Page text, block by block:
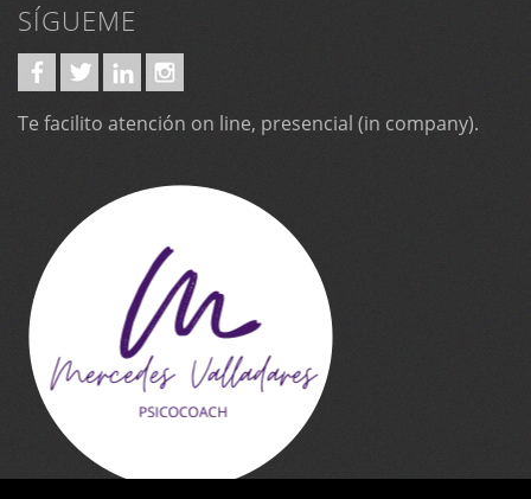
SÍGUEME
Te facilito atención on line, presencial (in company).